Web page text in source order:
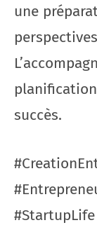
une
succès.